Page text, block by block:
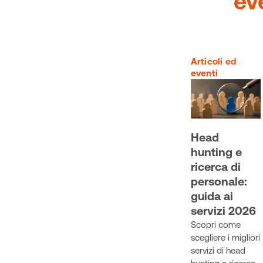
Articoli ed
eventi
Head
hunting e
ricerca di
personale:
guida ai
servizi 2026
Scopri come
scegliere i migliori
servizi di head